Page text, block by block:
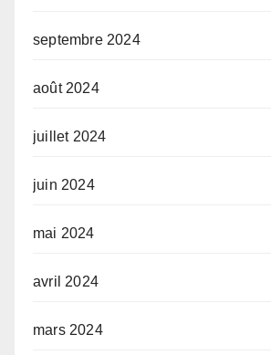
septembre 2024
août 2024
juillet 2024
juin 2024
mai 2024
avril 2024
mars 2024